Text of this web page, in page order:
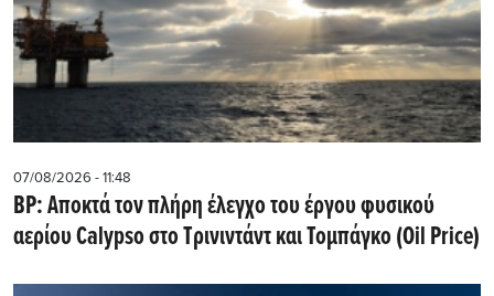
07/08/2026 - 11:48
BP: Αποκτά τον πλήρη έλεγχο του έργου φυσικού
αερίου Calypso στο Τρινιντάντ και Τομπάγκο (Oil Price)